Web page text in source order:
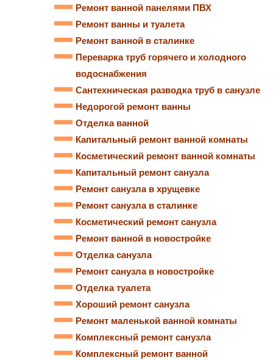
Ремонт ванной панелями ПВХ
Ремонт ванны и туалета
Ремонт ванной в сталинке
Переварка труб горячего и холодного
водоснабжения
Сантехническая разводка труб в санузле
Недорогой ремонт ванны
Отделка ванной
Капитальный ремонт ванной комнаты
Косметический ремонт ванной комнаты
Капитальный ремонт санузла
Ремонт санузла в хрущевке
Ремонт санузла в сталинке
Косметический ремонт санузла
Ремонт ванной в новостройке
Отделка санузла
Ремонт санузла в новостройке
Отделка туалета
Хороший ремонт санузла
Ремонт маленькой ванной комнаты
Комплексный ремонт санузла
Комплексный ремонт ванной